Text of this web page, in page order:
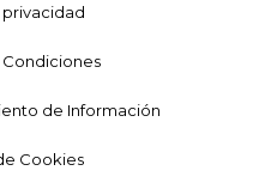
privacidad
Condiciones
de Información
Cookies